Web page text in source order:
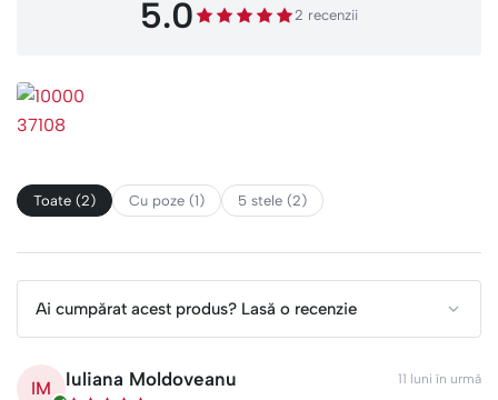
5.0 2 recenzii
Toate (2) Cu poze (1) 5 stele (2)
Ai cumpărat acest produs? Lasă o recenzie
IM Iuliana Moldoveanu 11 luni în urmă